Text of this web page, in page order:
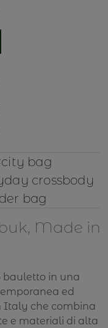
bag
crossbody
bag
Made in
bauletto in una
ed
Italy che combina
e materiali di alta